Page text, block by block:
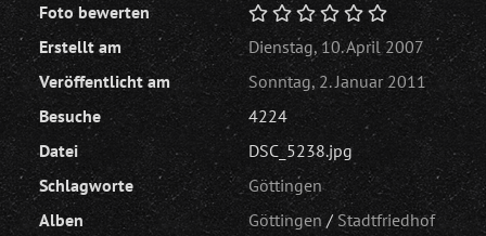
Foto bewerten
Erstellt am
Dienstag, 10. April 2007
Veröffentlicht am
Sonntag, 2. Januar 2011
Besuche
4224
Datei
DSC_5238.jpg
Schlagworte
Göttingen
Alben
Göttingen / Stadtfriedhof